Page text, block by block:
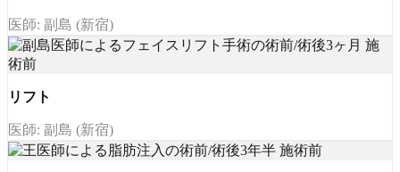
医師: 副島 (新宿)
リフト
医師: 副島 (新宿)